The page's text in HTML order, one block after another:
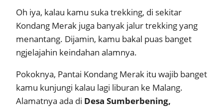
Oh iya, kalau kamu suka trekking, di sekitar
Kondang Merak juga banyak jalur trekking yang
menantang. Dijamin, kamu bakal puas banget
ngjelajahin keindahan alamnya.
Pokoknya, Pantai Kondang Merak itu wajib banget
kamu kunjungi kalau lagi liburan ke Malang.
Alamatnya ada di Desa Sumberbening,